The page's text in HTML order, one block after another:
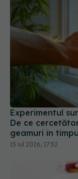
Experimentul
De ce
geamuri în
15 iul 2026, 17:52